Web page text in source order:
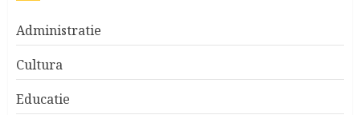
Administratie
Cultura
Educatie